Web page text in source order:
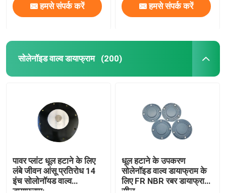
हमसे संपर्क करें हमसे संपर्क करें
सोलेनॉइड वाल्व डायाफ्राम (200)
पावर प्लांट धूल हटाने के लिए
लंबे जीवन आंसू प्रतिरोध 14
इंच सोलोनॉयड वाल्व
डायाफ्राम:
धूल हटाने के उपकरण
सोलेनॉइड वाल्व डायाफ्राम के
लिए FR NBR रबर डायाफ्राम
सील